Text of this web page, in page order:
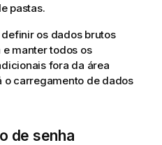
pastas.
os dados brutos
manter todos os
fora da área
o carregamento de dados
de senha